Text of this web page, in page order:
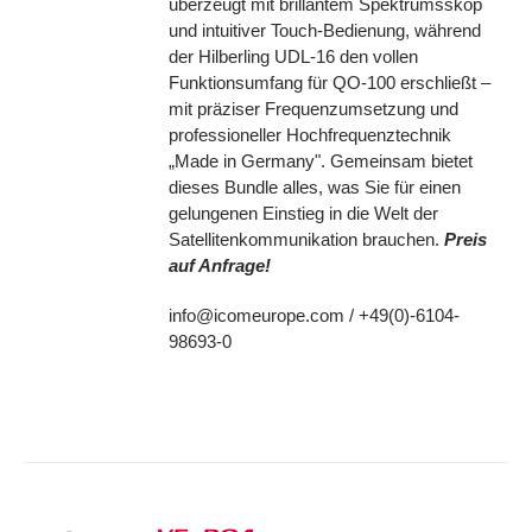
und intuitiver Touch-Bedienung, während
der Hilberling UDL-16 den vollen
Funktionsumfang für QO-100 erschließt –
mit präziser Frequenzumsetzung und
professioneller Hochfrequenztechnik
„Made in Germany". Gemeinsam bietet
dieses Bundle alles, was Sie für einen
gelungenen Einstieg in die Welt der
Satellitenkommunikation brauchen.Preis
auf Anfrage!
info@icomeurope.com / +49(0)-6104-
98693-0